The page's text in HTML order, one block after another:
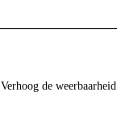
Verhoog de